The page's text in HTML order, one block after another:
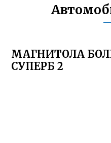
МАГНИТОЛА
СУПЕРБ 2